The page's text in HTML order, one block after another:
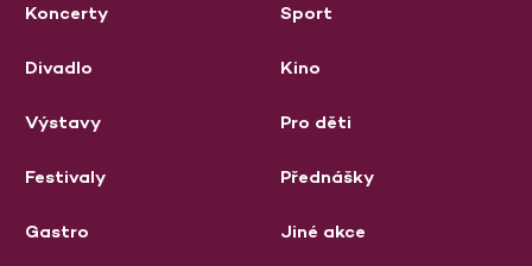
Koncerty
Divadlo
Výstavy
Festivaly
Gastro
Sport
Kino
Pro děti
Přednášky
Jiné akce